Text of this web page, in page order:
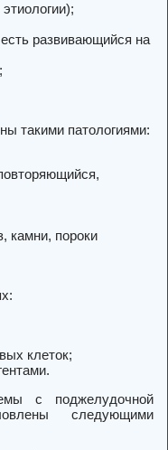
развивающийся на
такими патологиями:
камни, пороки
клеток;
с поджелудочной
следующими